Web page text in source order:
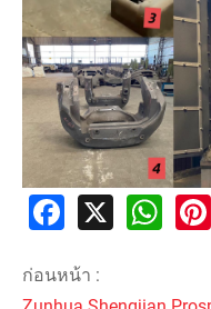
Facebook
X
ก่อนหน้า :